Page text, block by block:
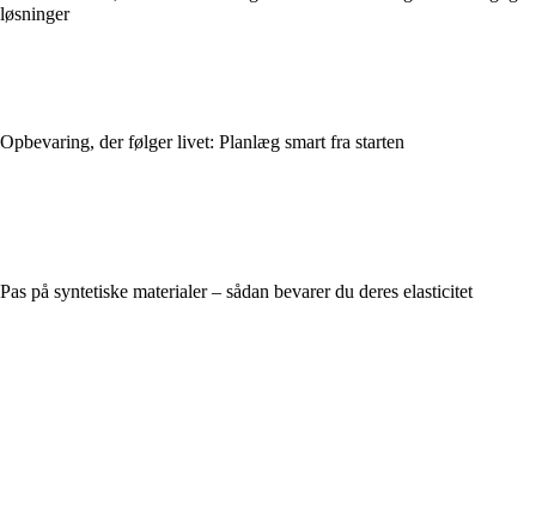
løsninger
Opbevaring, der følger livet: Planlæg smart fra starten
Pas på syntetiske materialer – sådan bevarer du deres elasticitet